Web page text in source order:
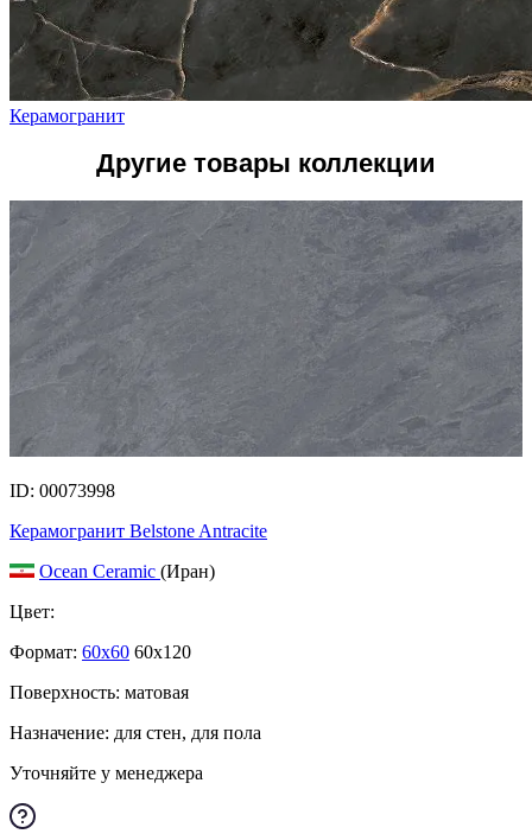
Керамогранит
Другие товары коллекции
ID: 00073998
Керамогранит Belstone Antracite
Ocean Ceramic (Иран)
Цвет:
Формат: 60x60 60x120
Поверхность: матовая
Назначение: для стен, для пола
Уточняйте у менеджера